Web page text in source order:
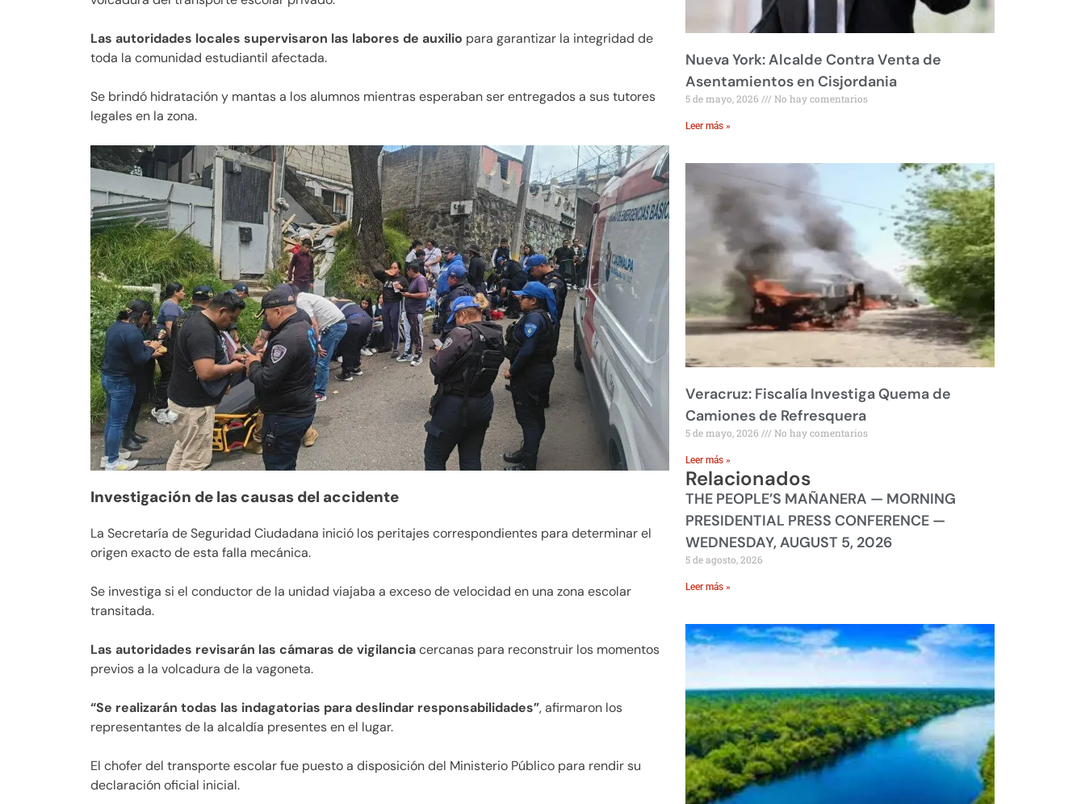
Las autoridades locales supervisaron las labores de auxilio para garantizar la integridad de
toda la comunidad estudiantil afectada.
Se brindó hidratación y mantas a los alumnos mientras esperaban ser entregados a sus tutores
legales en la zona.
Investigación de las causas del accidente
La Secretaría de Seguridad Ciudadana inició los peritajes correspondientes para determinar el
origen exacto de esta falla mecánica.
Se investiga si el conductor de la unidad viajaba a exceso de velocidad en una zona escolar
transitada.
Las autoridades revisarán las cámaras de vigilanciacercanas para reconstruir los momentos
previos a la volcadura de la vagoneta.
“Se realizarán todas las indagatorias para deslindar responsabilidades”, afirmaron los
representantes de la alcaldía presentes en el lugar.
El chofer del transporte escolar fue puesto a disposición del Ministerio Público para rendir su
declaración oficial inicial.
Nueva York: Alcalde Contra Venta de
Asentamientos en Cisjordania
5 de mayo, 2026 No hay comentarios
Leer más »
Veracruz: Fiscalía Investiga Quema de
Camiones de Refresquera
5 de mayo, 2026 No hay comentarios
Leer más »
Relacionados
THE PEOPLE’S MAÑANERA — MORNING
PRESIDENTIAL PRESS CONFERENCE —
WEDNESDAY, AUGUST 5, 2026
5 de agosto, 2026
Leer más »